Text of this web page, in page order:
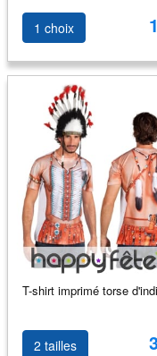
1 choix
T-shirt imprimé torse
2 tailles